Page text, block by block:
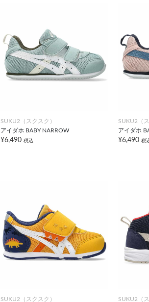
SUKU2（スクスク）
アイダホ BABY NARROW
¥6,490 税込
SUKU2（
アイダホ
¥6,490 税
SUKU2（スクスク）
SUKU2（